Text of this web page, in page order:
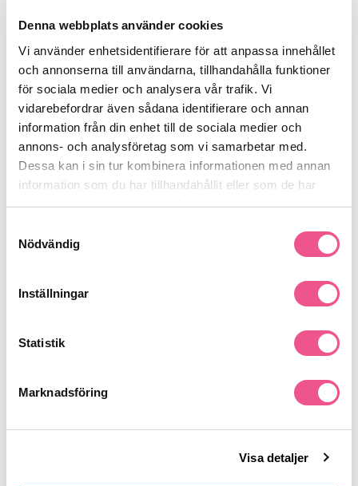
Denna webbplats använder cookies
Vi använder enhetsidentifierare för att anpassa innehållet
och annonserna till användarna, tillhandahålla funktioner
för sociala medier och analysera vår trafik. Vi
vidarebefordrar även sådana identifierare och annan
information från din enhet till de sociala medier och
annons- och analysföretag som vi samarbetar med.
Dessa kan i sin tur kombinera informationen med annan
information som du har tillhandahållit eller som de har
samlat in när du har använt deras tjänster.
Nödvändig
Inställningar
Statistik
Marknadsföring
Visa detaljer
Har färgat hår som behöver extra vård
Vill ha en snabbverkande behandling med salongskänsla
Söker glans och färgbevarande effekt i ett enda steg
Se mer
Produktdetaljer
Finns i:
Stora Flaskor